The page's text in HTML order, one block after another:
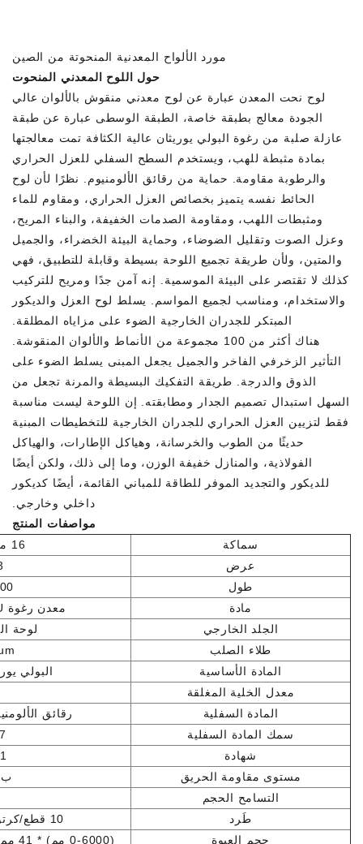
مورد الألواح المعدنية المنحوتة من الصين
حول اللوح المعدني المنحوت
لوح نحت المعدن عبارة عن لوح معدني منقوش بالألوان عالي
الجودة معالج بطبقة خاصة، الطبقة الوسطى عبارة عن طبقة
عازلة صلبة من رغوة البولي يوريثان عالية الكثافة تمت معالجتها
بمادة مثبطة للهب، ويستخدم السطح السفلي للعزل الحراري
والرطوبة مقاومة. حماية من رقائق الألومنيوم. نظرًا لأن لوح
الحائط نفسه يتميز بخصائص العزل الحراري، ومقاوم للماء
ومثبطات اللهب، ومقاومة الصدمات الخفيفة، والبناء المريح،
وعزل الصوت وتقليل الضوضاء، وحماية البيئة الخضراء، والجميل
والمتين، ولأن طريقة تجميع اللوحة بسيطة وقابلة للتطبيق، فهي
كذلك لا تقتصر على البيئة الموسمية. إنه آمن جدًا ومريح للتركيب
والاستخدام، ومناسب لجميع المواسم. يسلط لوح العزل والديكور
المبتكر للجدران الخارجية الضوء على مزاياه المطلقة.
هناك أكثر من 100 مجموعة من الأنماط والألوان المنقوشة.
التأثير الزخرفي الفاخر والجميل يجعل المبنى يسلط الضوء على
الذوق والدرجة. طريقة التفكيك البسيطة والمرنة تجعل من
السهل استبدال تصميم الجدار ومطابقته. إن اللوحة ليست مناسبة
فقط لتزيين العزل الحراري للجدران الخارجية للتخطيطات المبنية
حديثًا من الطوب والخرسانة، وهياكل الإطارات، والهياكل
الفولاذية، والمنازل خفيفة الوزن، وما إلى ذلك، ولكن أيضًا
للديكور والتجديد الموفر للطاقة للمباني القائمة، أيضًا كديكور
داخلي وخارجي.
مواصفات المنتج
سماكة
16 ملم / 20 ملم
عرض
طول
1-
مادة
معدن رغوة PU رقائق الألومنيوم
الجلد الخارجي
لوحة
طلاء الصلب
المادة الأساسية
البولي
معدل الخلية المغلقة
المادة السفلية
رقائق
سمك المادة السفلية
شهادة
مستوى مقاومة الحريق
ب1/لا شيء
التسامح الحجم
طَرد
10 قطع/كرتون أو 8 قطع/كرتون
حجم العبوة
(0-6000 مم) * 41 مم * 170 مم (10 قطع / كرتون)